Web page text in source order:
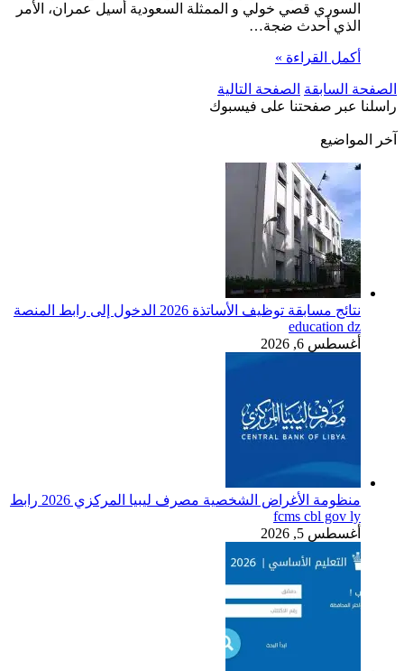
السوري قصي خولي و الممثلة السعودية أسيل عمران، الأمر
الذي أحدث ضجة…
أكمل القراءة »
الصفحة السابقة الصفحة التالية
راسلنا عبر صفحتنا على فيسبوك
آخر المواضيع
نتائج مسابقة توظيف الأساتذة 2026 الدخول إلى رابط المنصة
education dz
أغسطس 6, 2026
منظومة الأغراض الشخصية مصرف ليبيا المركزي 2026 رابط
fcms cbl gov ly
أغسطس 5, 2026